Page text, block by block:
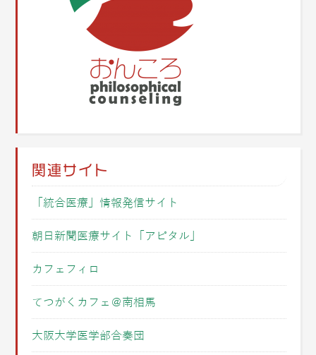
関連サイト
「統合医療」情報発信サイト
朝日新聞医療サイト「アピタル」
カフェフィロ
てつがくカフェ＠南相馬
大阪大学医学部合奏団